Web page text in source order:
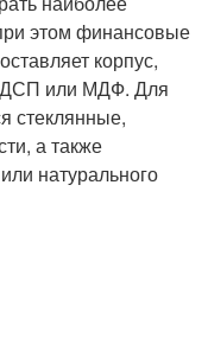
этом финансовые
корпус,
ДСП или МДФ. Для
стеклянные,
а также
натурального